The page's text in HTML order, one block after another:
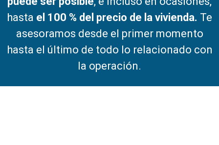
hasta el 100 % del precio de la vivienda. Te
asesoramos desde el primer momento
hasta el último de todo lo relacionado con
la operación.